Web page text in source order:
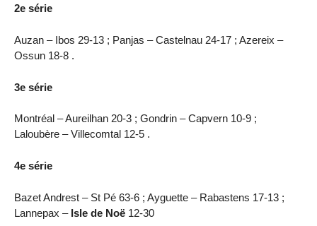
2e série
Auzan – Ibos 29-13 ; Panjas – Castelnau 24-17 ; Azereix –
Ossun 18-8 .
3e série
Montréal – Aureilhan 20-3 ; Gondrin – Capvern 10-9 ;
Laloubère – Villecomtal 12-5 .
4e série
Bazet Andrest – St Pé 63-6 ; Ayguette – Rabastens 17-13 ;
Lannepax – Isle de Noë 12-30